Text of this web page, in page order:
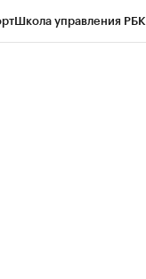
Школа управления РБК